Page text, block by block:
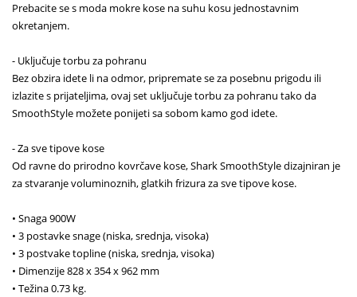
Prebacite se s moda mokre kose na suhu kosu jednostavnim
okretanjem.
- Uključuje torbu za pohranu
Bez obzira idete li na odmor, pripremate se za posebnu prigodu ili
izlazite s prijateljima, ovaj set uključuje torbu za pohranu tako da
SmoothStyle možete ponijeti sa sobom kamo god idete.
- Za sve tipove kose
Od ravne do prirodno kovrčave kose, Shark SmoothStyle dizajniran je
za stvaranje voluminoznih, glatkih frizura za sve tipove kose.
• Snaga 900W
• 3 postavke snage (niska, srednja, visoka)
• 3 postvake topline (niska, srednja, visoka)
• Dimenzije 828 x 354 x 962 mm
• Težina 0.73 kg.